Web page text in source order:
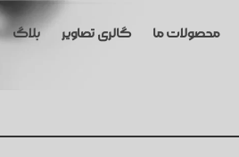
محصولات ما گالری تصاویر بلاگ